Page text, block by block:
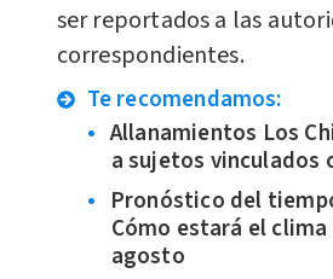
ser reportados a las
correspondientes.
Te recomendamos:
Allanamientos Los
a sujetos vinculados
Pronóstico del
Cómo estará el clima
agosto